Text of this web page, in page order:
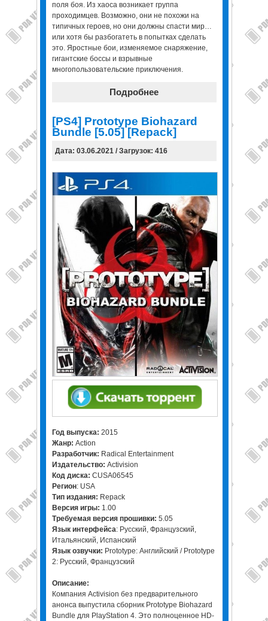
поля боя. Из хаоса возникает группа
проходимцев. Возможно, они не похожи на
типичных героев, но они должны спасти мир…
или хотя бы разбогатеть в попытках сделать
это. Яростные бои, изменяемое снаряжение,
гигантские боссы и взрывные
многопользовательские приключения.
Подробнее
[PS4] Prototype Biohazard
Bundle [5.05] [Repack]
Дата: 03.06.2021 / Загрузок: 416
Год выпуска: 2015
Жанр: Action
Разработчик: Radical Entertainment
Издательство: Activision
Код диска: CUSA06545
Регион: USA
Тип издания: Repack
Версия игры: 1.00
Требуемая версия прошивки: 5.05
Язык интерфейса: Русский, Французский,
Итальянский, Испанский
Язык озвучки: Prototype: Английский / Prototype
2: Русский, Французский
Описание:
Компания Activision без предварительного
анонса выпустила сборник Prototype Biohazard
Bundle для PlayStation 4. Это полноценное HD-